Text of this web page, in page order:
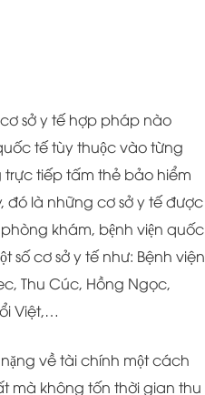
sở y tế hợp pháp nào
tế tùy thuộc vào từng
tiếp tấm thẻ bảo hiểm
đó là những cơ sở y tế được
khám, bệnh viện quốc
số cơ sở y tế như: Bệnh viện
Thu Cúc, Hồng Ngọc,
Việt,…
về tài chính một cách
mà không tốn thời gian thu